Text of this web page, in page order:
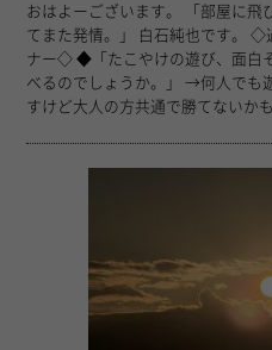
おはよーございます。 「部屋に飛び散ったお互いの衣服。それを観
てまた発情。」 白石純也です。 ◇過去の日記コメントへ返信コー
ナー◇ ◆「たこやけの遊び、面白そうですね。人数は多くてもあそ
べるのでしょうか。」 →何人でも遊べます◎ただよく分かんないで
すけど大人の方共通で勝てないか